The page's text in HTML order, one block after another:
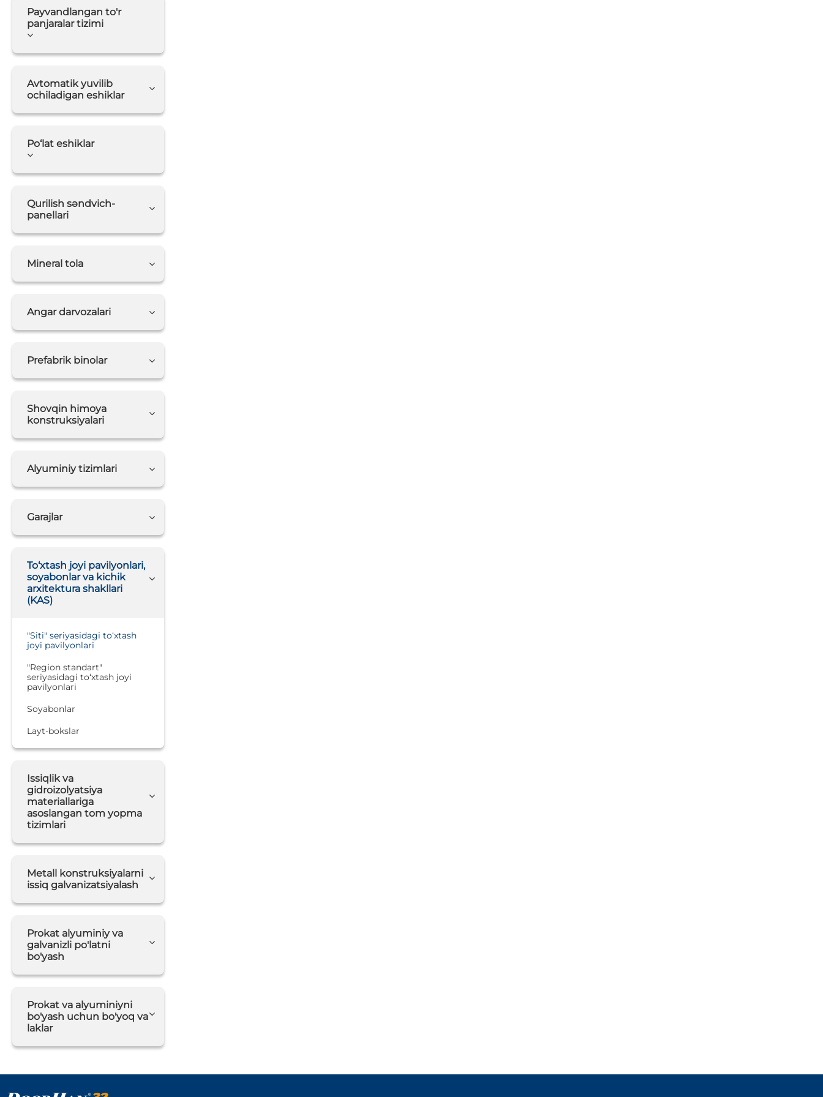
Payvandlangan to'r
panjaralar tizimi
Avtomatik yuvilib
ochiladigan eshiklar
Po‘lat eshiklar
Qurilish səndvich-
panellari
Mineral tola
Angar darvozalari
Prefabrik binolar
Shovqin himoya
konstruksiyalari
Alyuminiy tizimlari
Garajlar
To‘xtash joyi pavilyonlari,
soyabonlar va kichik
arxitektura shakllari
(KAS)
"Siti" seriyasidagi to‘xtash
joyi pavilyonlari
"Region standart"
seriyasidagi to‘xtash joyi
pavilyonlari
Soyabonlar
Layt-bokslar
Issiqlik va
gidroizolyatsiya
materiallariga
asoslangan tom yopma
tizimlari
Metall konstruksiyalarni
issiq galvanizatsiyalash
Prokat alyuminiy va
galvanizli po'latni
bo'yash
Prokat va alyuminiyni
bo'yash uchun bo'yoq va
laklar